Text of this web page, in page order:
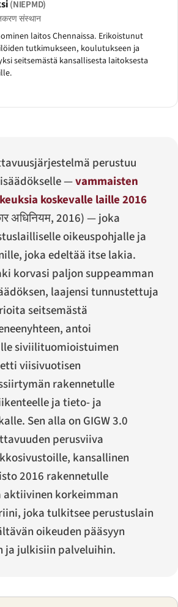
(NIEPMD)
संस्थान
laitos Chennaissa. Erikoistunut
tutkimukseen, koulutukseen ja
seitsemästä kansallisesta laitoksesta
perustuu
—vammaisten
koskevalle laille 2016
अधिनियम, 2016) — joka
oikeuspohjalle ja
joka edeltää itse lakia.
korvasi paljon suppeamman
laajensi tunnustettuja
seitsemästä
antoi
siviilituomioistuimen
viisivuotisen
rakennetulle
ja tieto- ja
Sen alla on GIGW 3.0
perusviiva
kansallinen
2016 rakennetulle
korkeimman
joka tulkitsee perustuslain
oikeuden pääsyyn
julkisiin palveluihin.